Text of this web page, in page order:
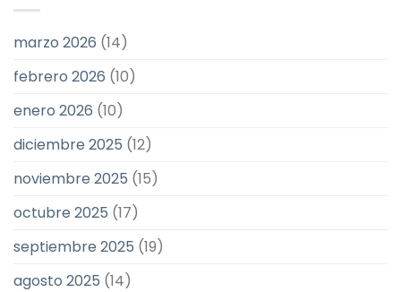
marzo 2026 (14)
febrero 2026 (10)
enero 2026 (10)
diciembre 2025 (12)
noviembre 2025 (15)
octubre 2025 (17)
septiembre 2025 (19)
agosto 2025 (14)